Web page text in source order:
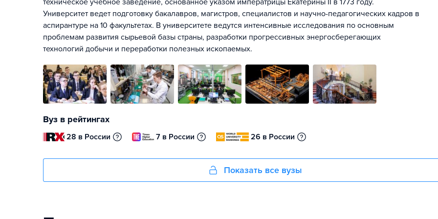
техническое учебное заведение, основанное указом императрицы Екатерины II в 1773 году.
Университет ведет подготовку бакалавров, магистров, специалистов и научно-педагогических кадров в
аспирантуре на 10 факультетах. В университете ведутся интенсивные исследования по основным
проблемам развития сырьевой базы страны, разработки прогрессивных энергосберегающих
технологий добычи и переработки полезных ископаемых.
Вуз в рейтингах
28 в России 7 в России 26 в России
Показать все вузы